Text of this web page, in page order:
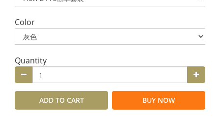
Color
Quantity
ADD TO CART BUY NOW